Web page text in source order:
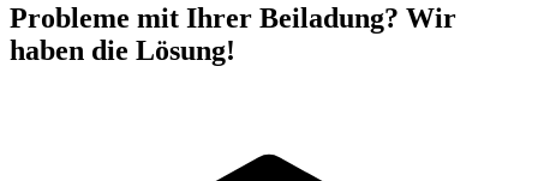
Probleme mit Ihrer Beiladung? Wir
haben die Lösung!